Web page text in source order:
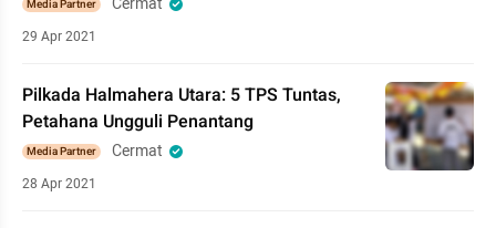
Media Partner
29 Apr 2021
Pilkada Halmahera Utara: 5 TPS Tuntas,
Petahana Ungguli Penantang
Media Partner Cermat
28 Apr 2021